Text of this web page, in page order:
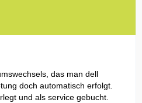
das man dell
doch automatisch erfolgt.
und als service gebucht.